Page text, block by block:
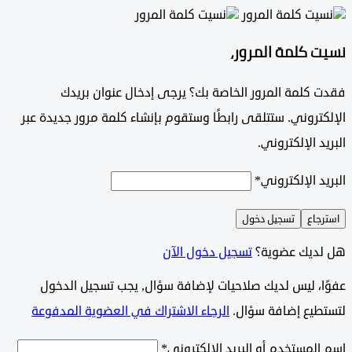
كلمة المرور،
كلمة المرور الخاصة بك؟ يرجى إدخال عنوان بريدك
ستتلقى رابطًا وستقوم بإنشاء كلمة مرور جديدة عبر
الإلكتروني.
الإلكتروني*
تسجيل دخول
عضوية؟تسجيل دخول الآن
ليس لديك صلاحيات لإضافة سؤال, يجب تسجيل الدخول
إضافة سؤال.الرجاء الاشتراك في العضوية المدفوعة